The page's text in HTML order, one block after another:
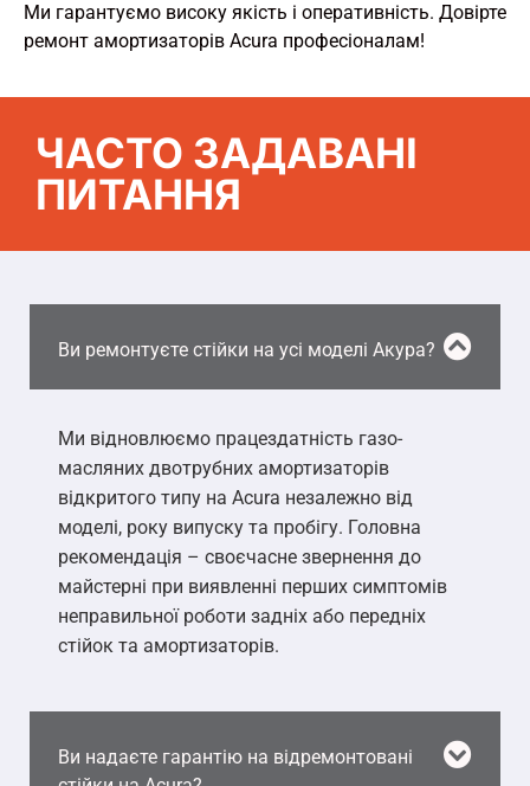
Ми гарантуємо високу якість і оперативність. Довірте
ремонт амортизаторів Acura професіоналам!
ЧАСТО ЗАДАВАНІ
ПИТАННЯ
Ви ремонтуєте стійки на усі моделі Акура?
Ми відновлюємо працездатність газо-
масляних двотрубних амортизаторів
відкритого типу на Acura незалежно від
моделі, року випуску та пробігу. Головна
рекомендація – своєчасне звернення до
майстерні при виявленні перших симптомів
неправильної роботи задніх або передніх
стійок та амортизаторів.
Ви надаєте гарантію на відремонтовані